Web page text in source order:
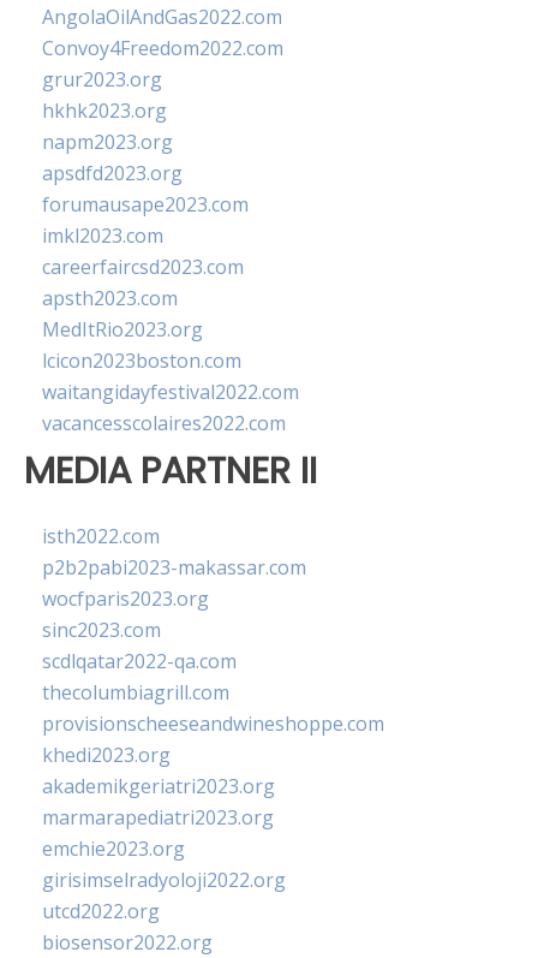
AngolaOilAndGas2022.com
Convoy4Freedom2022.com
grur2023.org
hkhk2023.org
napm2023.org
apsdfd2023.org
forumausape2023.com
imkl2023.com
careerfaircsd2023.com
apsth2023.com
MedItRio2023.org
lcicon2023boston.com
waitangidayfestival2022.com
vacancesscolaires2022.com
MEDIA PARTNER II
isth2022.com
p2b2pabi2023-makassar.com
wocfparis2023.org
sinc2023.com
scdlqatar2022-qa.com
thecolumbiagrill.com
provisionscheeseandwineshoppe.com
khedi2023.org
akademikgeriatri2023.org
marmarapediatri2023.org
emchie2023.org
girisimselradyoloji2022.org
utcd2022.org
biosensor2022.org